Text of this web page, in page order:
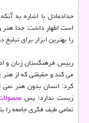
حدادعادل با اشاره به
است اظهار داشت: خدا هنر
را بهترین ابزار برای
رییس فرهنگستان زبان و
می کند و حقیقتی که از
کرد: انسان بدون هنر نمی
زیست ندارد؛ پس
تمامی طیف فکری جامعه را